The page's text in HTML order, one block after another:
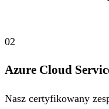
02
Azure Cloud
Nasz certyfikowany